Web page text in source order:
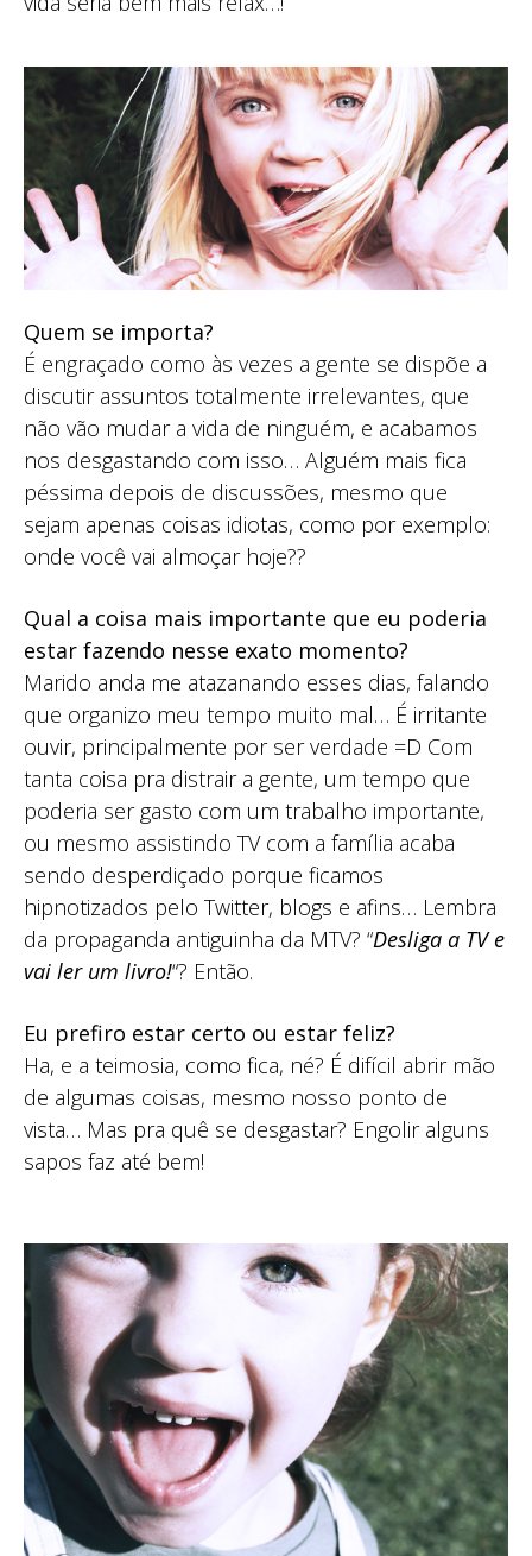
Quem se importa?
É engraçado como às vezes a gente se dispõe a
discutir assuntos totalmente irrelevantes, que
não vão mudar a vida de ninguém, e acabamos
nos desgastando com isso… Alguém mais fica
péssima depois de discussões, mesmo que
sejam apenas coisas idiotas, como por exemplo:
onde você vai almoçar hoje??
Qual a coisa mais importante que eu poderia
estar fazendo nesse exato momento?
Marido anda me atazanando esses dias, falando
que organizo meu tempo muito mal… É irritante
ouvir, principalmente por ser verdade =D Com
tanta coisa pra distrair a gente, um tempo que
poderia ser gasto com um trabalho importante,
ou mesmo assistindo TV com a família acaba
sendo desperdiçado porque ficamos
hipnotizados pelo Twitter, blogs e afins… Lembra
da propaganda antiguinha da MTV? “Desliga a TV e
vai ler um livro!“? Então.
Eu prefiro estar certo ou estar feliz?
Ha, e a teimosia, como fica, né? É difícil abrir mão
de algumas coisas, mesmo nosso ponto de
vista… Mas pra quê se desgastar? Engolir alguns
sapos faz até bem!